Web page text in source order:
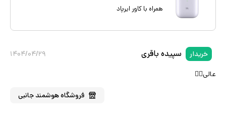
همراه با کاور ایرپاد
خریدار سپیده باقری
۱۴۰۴/۰۴/۲۹
عالی👍🏻
فروشگاههوشمند جانبی